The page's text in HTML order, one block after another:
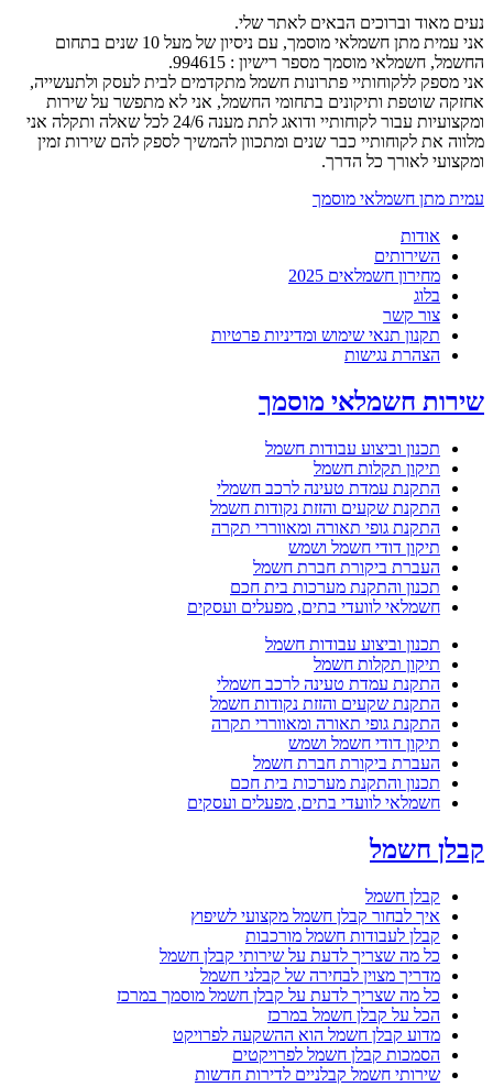
נעים מאוד וברוכים הבאים לאתר שלי.
אני עמית מתן חשמלאי מוסמך, עם ניסיון של מעל 10 שנים בתחום
החשמל, חשמלאי מוסמך מספר רישיון : 994615.
אני מספק ללקוחותיי פתרונות חשמל מתקדמים לבית לעסק ולתעשייה,
אחזקה שוטפת ותיקונים בתחומי החשמל, אני לא מתפשר על שירות
ומקצועיות עבור לקוחותיי ודואג לתת מענה 24/6 לכל שאלה ותקלה אני
מלווה את לקוחותיי כבר שנים ומתכוון להמשיך לספק להם שירות זמין
ומקצועי לאורך כל הדרך.
עמית מתן חשמלאי מוסמך
אודות
השירותים
מחירון חשמלאים 2025
בלוג
צור קשר
תקנון תנאי שימוש ומדיניות פרטיות
הצהרת נגישות
שירות חשמלאי מוסמך
תכנון וביצוע עבודות חשמל
תיקון תקלות חשמל
התקנת עמדת טעינה לרכב חשמלי
התקנת שקעים והזזת נקודות חשמל
התקנת גופי תאורה ומאווררי תקרה
תיקון דודי חשמל ושמש
העברת ביקורת חברת חשמל
תכנון והתקנת מערכות בית חכם
חשמלאי לוועדי בתים, מפעלים ועסקים
תכנון וביצוע עבודות חשמל
תיקון תקלות חשמל
התקנת עמדת טעינה לרכב חשמלי
התקנת שקעים והזזת נקודות חשמל
התקנת גופי תאורה ומאווררי תקרה
תיקון דודי חשמל ושמש
העברת ביקורת חברת חשמל
תכנון והתקנת מערכות בית חכם
חשמלאי לוועדי בתים, מפעלים ועסקים
קבלן חשמל
קבלן חשמל
איך לבחור קבלן חשמל מקצועי לשיפוץ
קבלן לעבודות חשמל מורכבות
כל מה שצריך לדעת על שירותי קבלן חשמל
מדריך מצוין לבחירה של קבלני חשמל
כל מה שצריך לדעת על קבלן חשמל מוסמך במרכז
הכל על קבלן חשמל במרכז
מדוע קבלן חשמל הוא ההשקעה לפרויקט
הסמכות קבלן חשמל לפרויקטים
שירותי חשמל קבלניים לדירות חדשות